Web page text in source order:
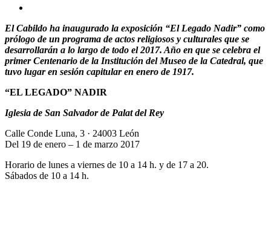
El Cabildo ha inaugurado la exposición “El Legado Nadir” como
prólogo de un programa de actos religiosos y culturales que se
desarrollarán a lo largo de todo el 2017. Año en que se celebra el
primer Centenario de la Institución del Museo de la Catedral, que
tuvo lugar en sesión capitular en enero de 1917.
“EL LEGADO” NADIR
Iglesia de San Salvador de Palat del Rey
Calle Conde Luna, 3 · 24003 León
Del 19 de enero – 1 de marzo 2017
Horario de lunes a viernes de 10 a 14 h. y de 17 a 20.
Sábados de 10 a 14 h.